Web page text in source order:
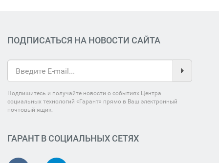
ПОДПИСАТЬСЯ НА НОВОСТИ САЙТА
Подпишитесь и получайте новости о событиях Центра
социальных технологий «Гарант» прямо в Ваш электронный
почтовый ящик.
ГАРАНТ В СОЦИАЛЬНЫХ СЕТЯХ